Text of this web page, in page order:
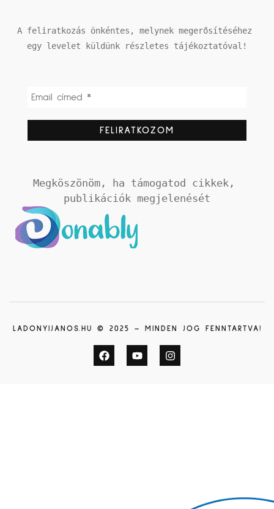
A feliratkozás önkéntes, melynek megerősítéséhez
egy levelet küldünk részletes tájékoztatóval!
Megköszönöm, ha támogatod cikkek,
publikációk megjelenését
LADONYIJANOS.HU © 2025 – MINDEN JOG FENNTARTVA!